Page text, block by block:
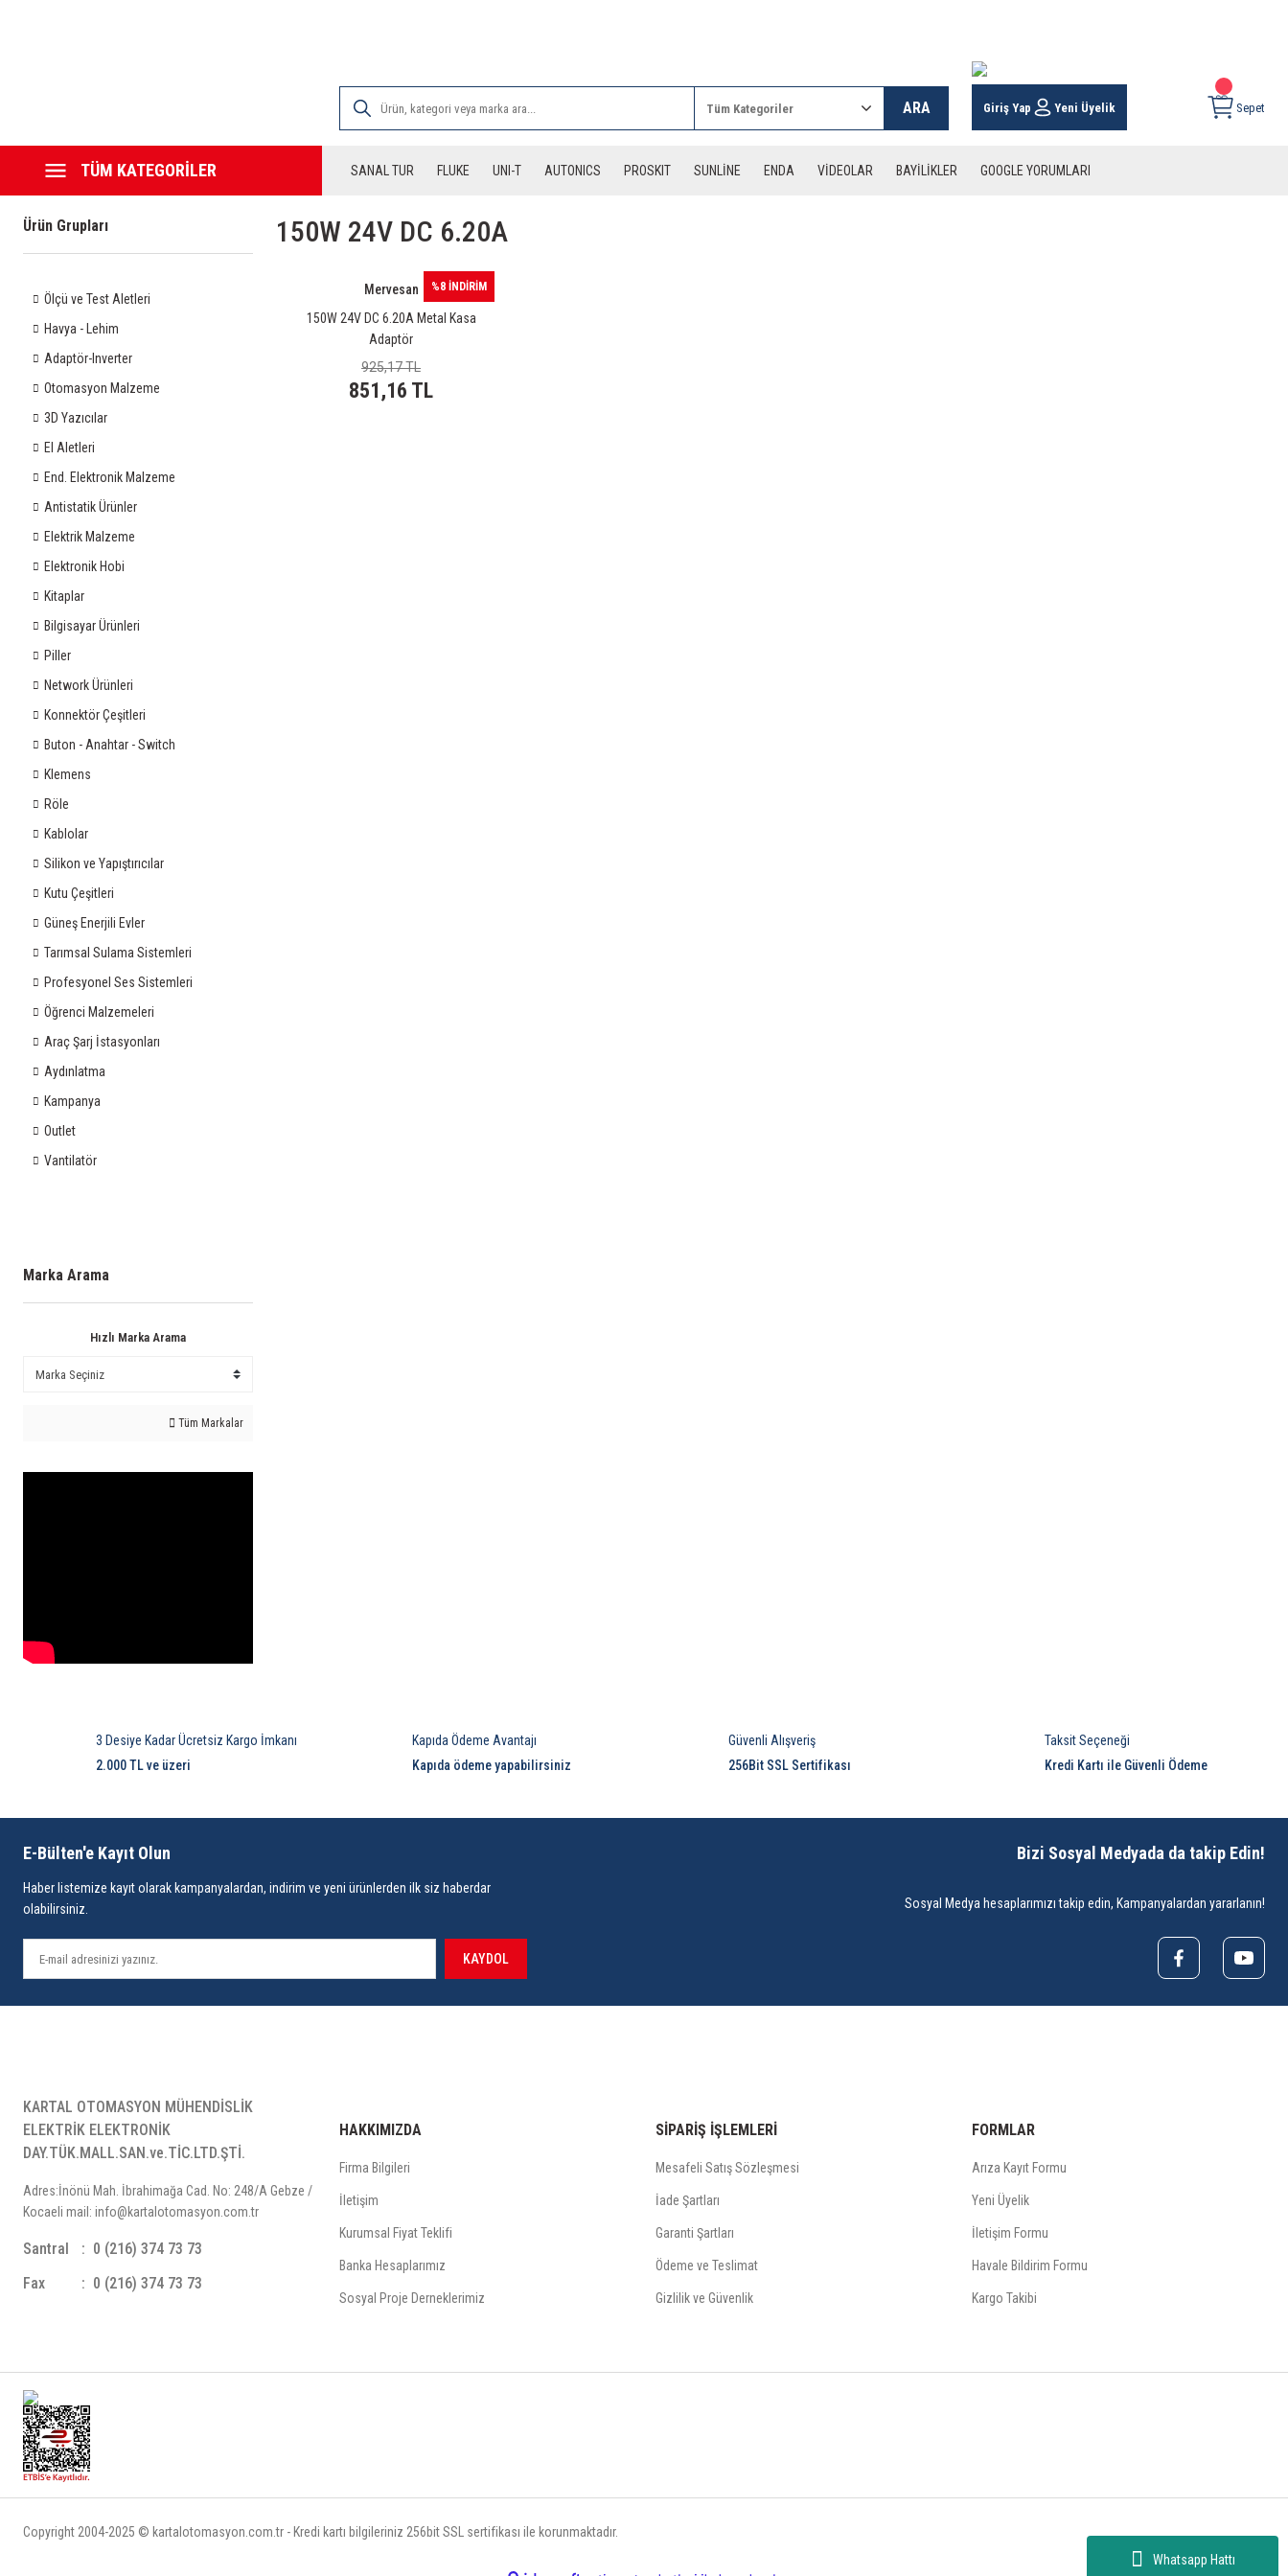
Whatsapp Hattı
ARA Giriş Yap Yeni Üyelik Sepet
TÜM KATEGORİLER SANAL TUR FLUKE UNI-T AUTONICS PROSKIT SUNLİNE ENDA VİDEOLAR BAYİLİKLER GOOGLE YORUMLARI
Ürün Grupları
Ölçü ve Test Aletleri
Havya - Lehim
Adaptör-Inverter
Otomasyon Malzeme
3D Yazıcılar
El Aletleri
End. Elektronik Malzeme
Antistatik Ürünler
Elektrik Malzeme
Elektronik Hobi
Kitaplar
Bilgisayar Ürünleri
Piller
Network Ürünleri
Konnektör Çeşitleri
Buton - Anahtar - Switch
Klemens
Röle
Kablolar
Silikon ve Yapıştırıcılar
Kutu Çeşitleri
Güneş Enerjili Evler
Tarımsal Sulama Sistemleri
Profesyonel Ses Sistemleri
Öğrenci Malzemeleri
Araç Şarj İstasyonları
Aydınlatma
Kampanya
Outlet
Vantilatör
Marka Arama
Hızlı Marka Arama
Tüm Markalar
150W 24V DC 6.20A
%8 İNDİRİM
Mervesan
150W 24V DC 6.20A Metal Kasa
Adaptör
925,17 TL
851,16 TL
3 Desiye Kadar Ücretsiz Kargo İmkanı
2.000 TL ve üzeri
Kapıda Ödeme Avantajı
Kapıda ödeme yapabilirsiniz
Güvenli Alışveriş
256Bit SSL Sertifikası
Taksit Seçeneği
Kredi Kartı ile Güvenli Ödeme
E-Bülten'e Kayıt Olun
Haber listemize kayıt olarak kampanyalardan, indirim ve yeni ürünlerden ilk siz haberdar
olabilirsiniz.
KAYDOL
Bizi Sosyal Medyada da takip Edin!
Sosyal Medya hesaplarımızı takip edin, Kampanyalardan yararlanın!
KARTAL OTOMASYON MÜHENDİSLİK
ELEKTRİK ELEKTRONİK
DAY.TÜK.MALL.SAN.ve.TİC.LTD.ŞTİ.
Adres:İnönü Mah. İbrahimağa Cad. No: 248/A Gebze /
Kocaeli mail: info@kartalotomasyon.com.tr
Santral
0 (216) 374 73 73
Fax
0 (216) 374 73 73
HAKKIMIZDA
Firma Bilgileri
İletişim
Kurumsal Fiyat Teklifi
Banka Hesaplarımız
Sosyal Proje Derneklerimiz
SİPARİŞ İŞLEMLERİ
Mesafeli Satış Sözleşmesi
İade Şartları
Garanti Şartları
Ödeme ve Teslimat
Gizlilik ve Güvenlik
FORMLAR
Arıza Kayıt Formu
Yeni Üyelik
İletişim Formu
Havale Bildirim Formu
Kargo Takibi
Copyright 2004-2025 © kartalotomasyon.com.tr - Kredi kartı bilgileriniz 256bit SSL sertifikası ile korunmaktadır.